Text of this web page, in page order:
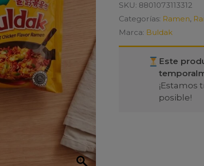
SKU: 8801073113312
Categorías: Ramen,
Marca: Buldak
Este
¡Estamos
posible!